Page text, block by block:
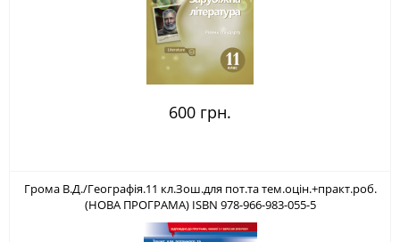
600 грн.
Грома В.Д./Географія.11 кл.Зош.для пот.та тем.оцін.+практ.роб.
(НОВА ПРОГРАМА) ISBN 978-966-983-055-5